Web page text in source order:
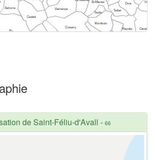
de Saint-Féliu-d'Avall - 66